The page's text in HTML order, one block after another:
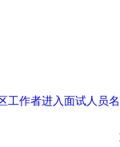
工作者进入面试人员